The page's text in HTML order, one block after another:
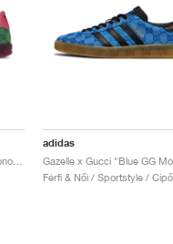
adidas
Férfi & Női / Sportstyle /